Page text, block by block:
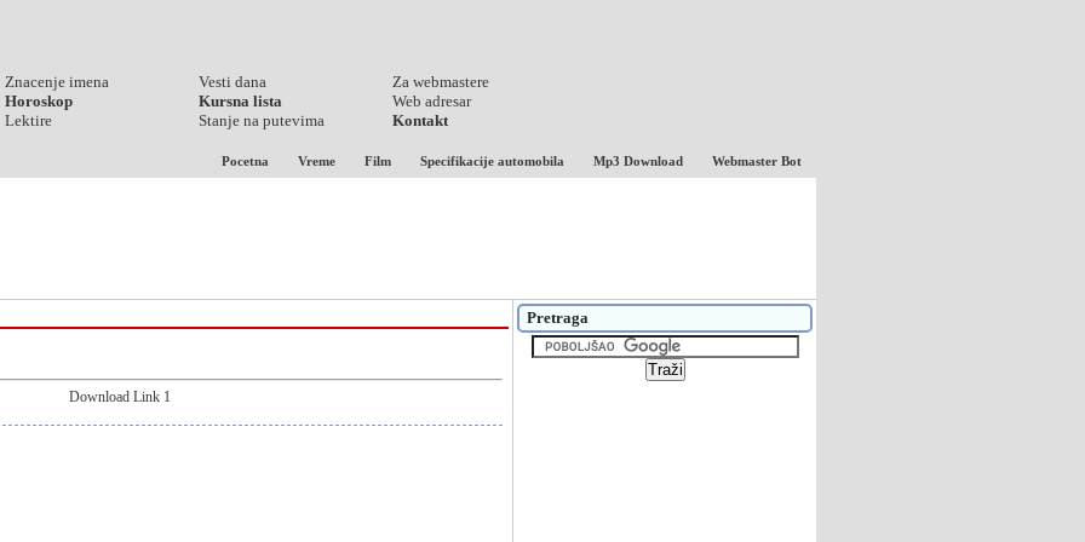
Znacenje imena
Horoskop
Lektire
Vesti dana
Kursna lista
Stanje na putevima
Za webmastere
Web adresar
Kontakt
Pocetna Vreme Film Specifikacije automobila Mp3 Download Webmaster Bot
Download Link 1
Pretraga